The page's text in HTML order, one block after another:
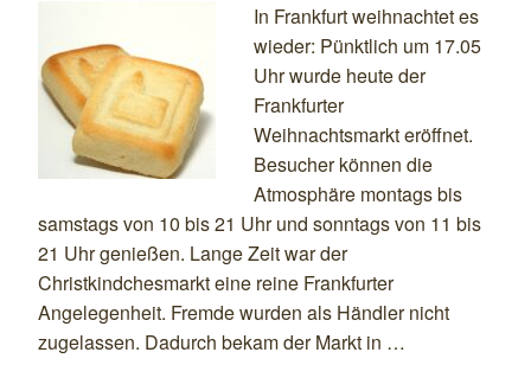
In Frankfurt weihnachtet es
wieder: Pünktlich um 17.05
Uhr wurde heute der
Frankfurter
Weihnachtsmarkt eröffnet.
Besucher können die
Atmosphäre montags bis
samstags von 10 bis 21 Uhr und sonntags von 11 bis
21 Uhr genießen. Lange Zeit war der
Christkindchesmarkt eine reine Frankfurter
Angelegenheit. Fremde wurden als Händler nicht
zugelassen. Dadurch bekam der Markt in …